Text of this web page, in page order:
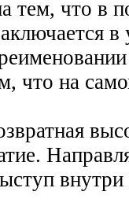
тем, что в
что на